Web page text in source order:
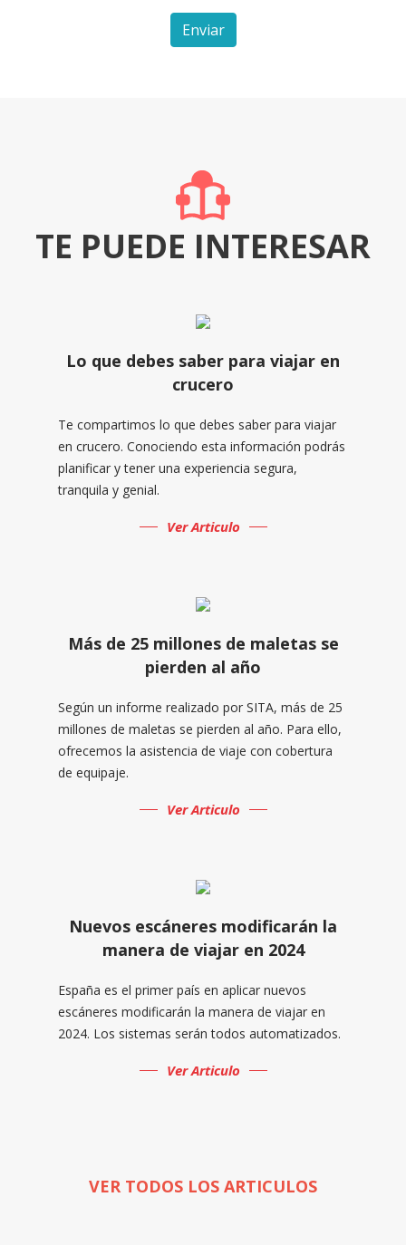
Enviar
TE PUEDE INTERESAR
Lo que debes saber para viajar en
crucero
Te compartimos lo que debes saber para viajar
en crucero. Conociendo esta información podrás
planificar y tener una experiencia segura,
tranquila y genial.
Ver Articulo
Más de 25 millones de maletas se
pierden al año
Según un informe realizado por SITA, más de 25
millones de maletas se pierden al año. Para ello,
ofrecemos la asistencia de viaje con cobertura
de equipaje.
Ver Articulo
Nuevos escáneres modificarán la
manera de viajar en 2024
España es el primer país en aplicar nuevos
escáneres modificarán la manera de viajar en
2024. Los sistemas serán todos automatizados.
Ver Articulo
VER TODOS LOS ARTICULOS